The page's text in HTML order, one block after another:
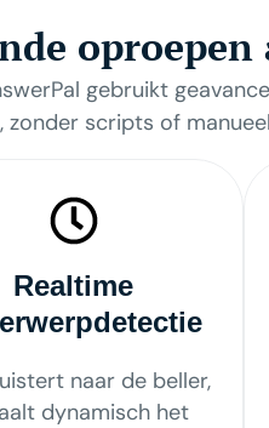
gebruikt
scripts of
Realtime
naar de beller,
dynamisch het